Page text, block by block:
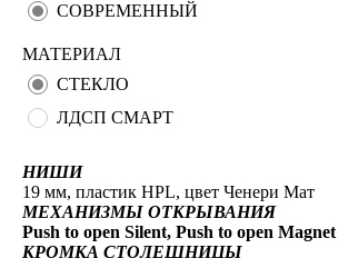
СОВРЕМЕННЫЙ
МАТЕРИАЛ
СТЕКЛО
ЛДСП СМАРТ
НИШИ
19 мм, пластик HPL, цвет Ченери Мат
МЕХАНИЗМЫ ОТКРЫВАНИЯ
Push to open Silent, Push to open Magnet
КРОМКА СТОЛЕШНИЦЫ